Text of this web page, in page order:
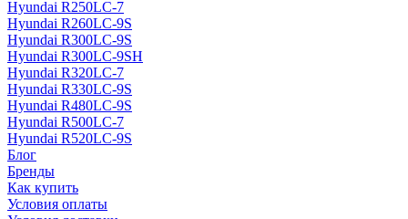
Hyundai R250LC-7
Hyundai R260LC-9S
Hyundai R300LC-9S
Hyundai R300LC-9SH
Hyundai R320LC-7
Hyundai R330LC-9S
Hyundai R480LC-9S
Hyundai R500LC-7
Hyundai R520LC-9S
Блог
Бренды
Как купить
Условия оплаты